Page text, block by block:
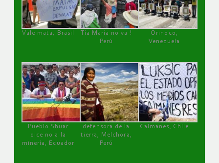
Vale mata, Brasil
Tía María no va !
Perú
Orinoco,
Venezuela
Pueblo Shuar
dice no a la
minería, Ecuador
defensora de la
tierra, Melchora,
Perú
Caimanes, Chile